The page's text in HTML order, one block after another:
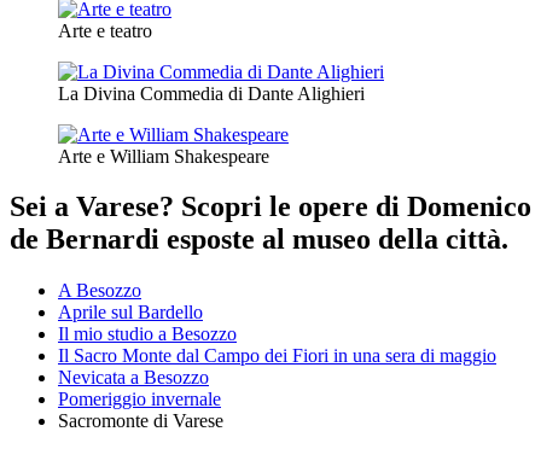
Arte e teatro
La Divina Commedia di Dante Alighieri
Arte e William Shakespeare
Sei a Varese? Scopri le opere di Domenico
de Bernardi esposte al museo della città.
A Besozzo
Aprile sul Bardello
Il mio studio a Besozzo
Il Sacro Monte dal Campo dei Fiori in una sera di maggio
Nevicata a Besozzo
Pomeriggio invernale
Sacromonte di Varese